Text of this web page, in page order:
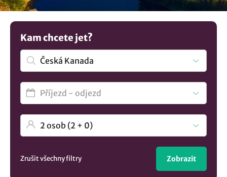
nábytkem. Některé apartmány disponují vlastní zahradou
s venkovním posezením, terasou a grilem. Prozkoumejte
naši nabídků apartmánů a prázdninových bytů v oblasti
Česká Kanada a okolí pro váš příští pobyt. Chcete větší
výběr? Podívejte se na rozmanité nabídky
lokalitě Česká Kanada ..
Kam chcete jet?
Zrušit všechny filtry Zobrazit